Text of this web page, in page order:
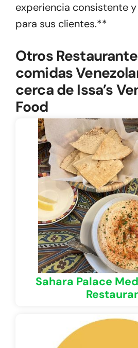
experiencia consistente
para sus clientes.**
Otros
comidas
cerca de Issa’s
Food
Sahara Palace